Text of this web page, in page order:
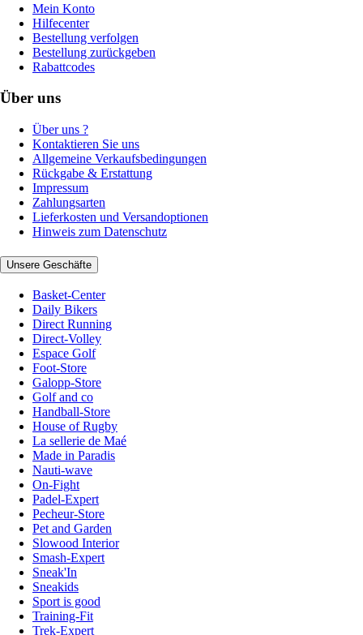
Mein Konto
Hilfecenter
Bestellung verfolgen
Bestellung zurückgeben
Rabattcodes
Über uns
Über uns ?
Kontaktieren Sie uns
Allgemeine Verkaufsbedingungen
Rückgabe & Erstattung
Impressum
Zahlungsarten
Lieferkosten und Versandoptionen
Hinweis zum Datenschutz
Unsere Geschäfte
Basket-Center
Daily Bikers
Direct Running
Direct-Volley
Espace Golf
Foot-Store
Galopp-Store
Golf and co
Handball-Store
House of Rugby
La sellerie de Maé
Made in Paradis
Nauti-wave
On-Fight
Padel-Expert
Pecheur-Store
Pet and Garden
Slowood Interior
Smash-Expert
Sneak'In
Sneakids
Sport is good
Training-Fit
Trek-Expert